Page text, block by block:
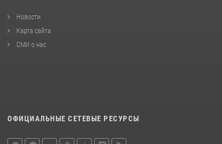
Новости
Карта сайта
СМИ о нас
ОФИЦИАЛЬНЫЕ СЕТЕВЫЕ РЕСУРСЫ